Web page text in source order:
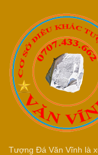
Tượng Đá Văn Vĩnh là